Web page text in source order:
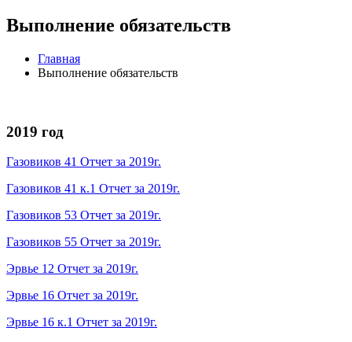
Выполнение обязательств
Главная
Выполнение обязательств
2019 год
Газовиков 41 Отчет за 2019г.
Газовиков 41 к.1 Отчет за 2019г.
Газовиков 53 Отчет за 2019г.
Газовиков 55 Отчет за 2019г.
Эрвье 12 Отчет за 2019г.
Эрвье 16 Отчет за 2019г.
Эрвье 16 к.1 Отчет за 2019г.